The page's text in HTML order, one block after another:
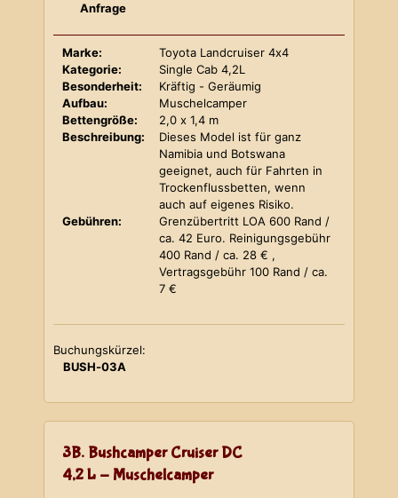
Anfrage
Marke:
Toyota Landcruiser 4x4
Kategorie:
Single Cab 4,2L
Besonderheit:
Kräftig - Geräumig
Aufbau:
Muschelcamper
Bettengröße:
2,0 x 1,4 m
Beschreibung:
Dieses Model ist für ganz
Namibia und Botswana
geeignet, auch für Fahrten in
Trockenflussbetten, wenn
auch auf eigenes Risiko.
Gebühren:
Grenzübertritt LOA 600 Rand /
ca. 42 Euro. Reinigungsgebühr
400 Rand / ca. 28 € ,
Vertragsgebühr 100 Rand / ca.
7 €
Buchungskürzel:
BUSH-03A
3B. Bushcamper Cruiser DC
4,2 L - Muschelcamper